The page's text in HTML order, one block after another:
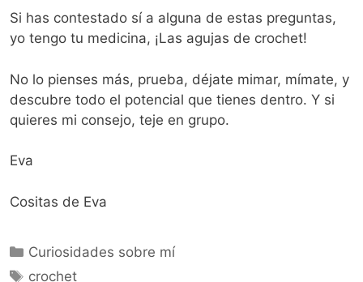
Si has contestado sí a alguna de estas preguntas,
yo tengo tu medicina, ¡Las agujas de crochet!
No lo pienses más, prueba, déjate mimar, mímate, y
descubre todo el potencial que tienes dentro. Y si
quieres mi consejo, teje en grupo.
Eva
Cositas de Eva
Curiosidades sobre mí
crochet